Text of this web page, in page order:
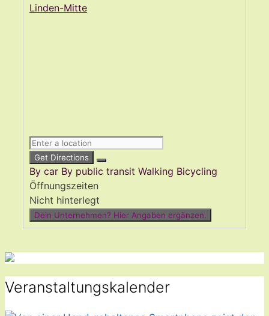
Linden-Mitte
Get Directions
By car By public transit Walking Bicycling
Öffnungszeiten
Nicht hinterlegt
Dein Unternehmen? Hier Angaben ergänzen.
Veranstaltungskalender